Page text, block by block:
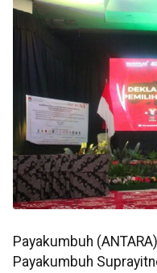
Payakumbuh
Payakumbuh